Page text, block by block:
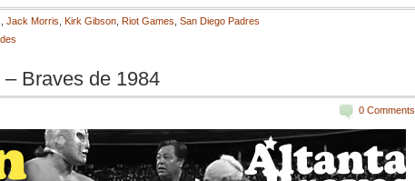
Jack Morris Kirk Gibson Riot Games San Diego Padres
Braves de 1984
0 Comments